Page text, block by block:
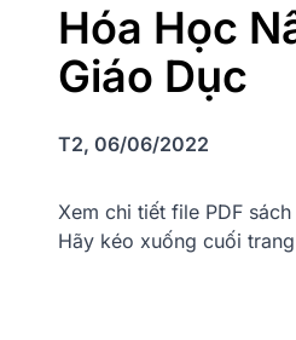
Hóa Học
Giáo Dục
T2, 06/06/2022
Xem chi tiết file PDF
Hãy kéo xuống cuối